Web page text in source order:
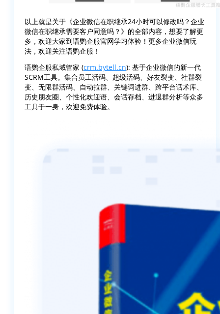
以上就是关于《企业微信在职继承24小时可以修改吗？企业
微信在职继承需要客户同意吗？》的全部内容，想要了解更
多，欢迎大家到语鹦企服官网学习体验！更多企业微信玩
法，欢迎关注语鹦企服！
语鹦企服私域管家 (crm.bytell.cn): 基于企业微信的新一代
SCRM工具。集合员工活码、超级活码、好友裂变、社群裂
变、无限群活码、自动拉群、关键词进群、跨平台话术库、
历史朋友圈、个性化欢迎语、会话存档、进退群分析等众多
工具于一身，欢迎免费体验。